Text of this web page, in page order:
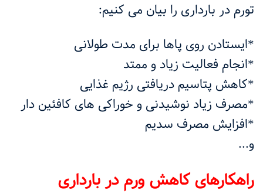
تورم در بارداری را بیان می کنیم:
*ایستادن روی پاها برای مدت طولانی
*انجام فعالیت زیاد و ممتد
*کاهش پتاسیم دریافتی رژیم غذایی
*مصرف زیاد نوشیدنی و خوراکی های کافئین دار
*افزایش مصرف سدیم
و...
راهکارهای کاهش ورم در بارداری